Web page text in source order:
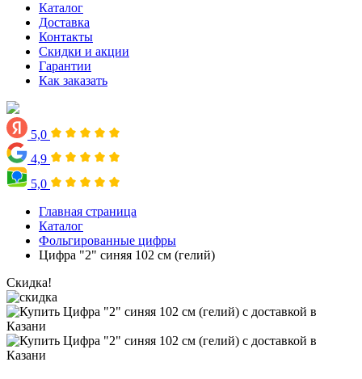
Каталог
Доставка
Контакты
Скидки и акции
Гарантии
Как заказать
5,0
4,9
5,0
Главная страница
Каталог
Фольгированные цифры
Цифра "2" синяя 102 см (гелий)
Скидка!